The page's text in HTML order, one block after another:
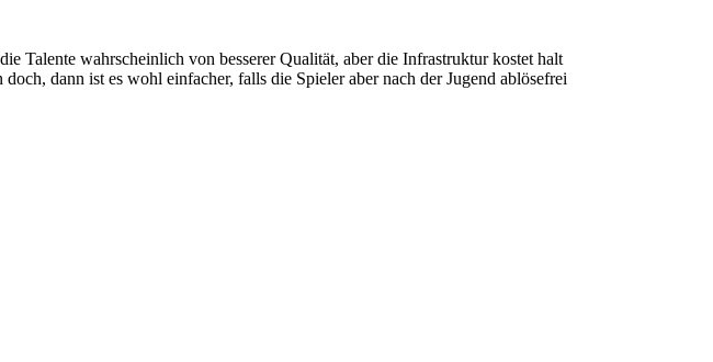
Talente wahrscheinlich von besserer Qualität, aber die Infrastruktur kostet halt
dann ist es wohl einfacher, falls die Spieler aber nach der Jugend ablösefrei